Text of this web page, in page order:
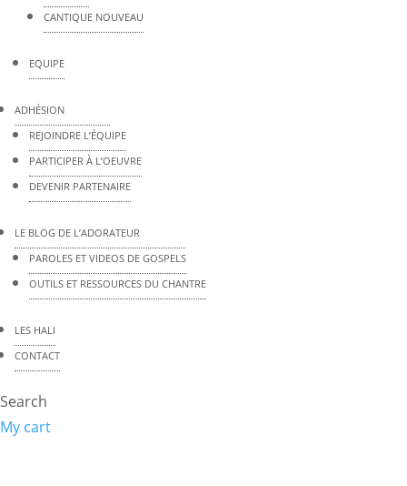
CANTIQUE NOUVEAU
EQUIPE
ADHÉSION
REJOINDRE L’ÉQUIPE
PARTICIPER À L’OEUVRE
DEVENIR PARTENAIRE
LE BLOG DE L’ADORATEUR
PAROLES ET VIDEOS DE GOSPELS
OUTILS ET RESSOURCES DU CHANTRE
LES HALI
CONTACT
Search
My cart